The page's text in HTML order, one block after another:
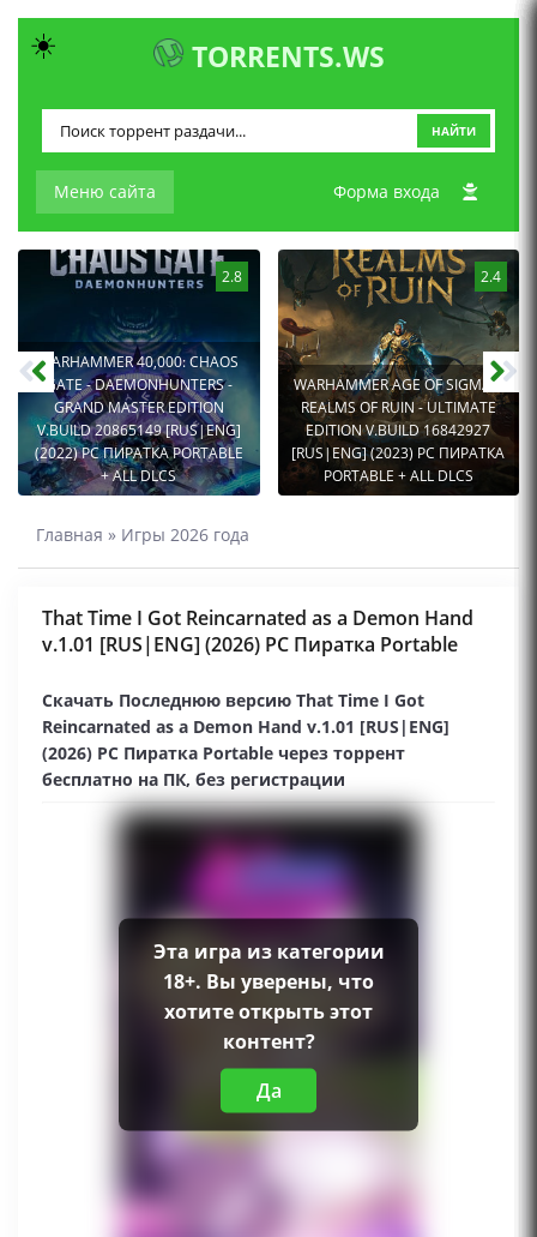
TORRENTS.WS
Меню сайта
НАЙТИ
Форма входа
2.8
WARHAMMER 40,000: CHAOS
GATE - DAEMONHUNTERS -
GRAND MASTER EDITION
V.BUILD 20865149 [RUS|ENG]
(2022) PC ПИРАТКА PORTABLE
+ ALL DLCS
2.4
WARHAMMER AGE OF SIGMAR:
REALMS OF RUIN - ULTIMATE
EDITION V.BUILD 16842927
[RUS|ENG] (2023) PC ПИРАТКА
PORTABLE + ALL DLCS
Главная » Игры 2026 года
That Time I Got Reincarnated as a Demon Hand
v.1.01 [RUS|ENG] (2026) PC Пиратка Portable
Скачать Последнюю версию That Time I Got
Reincarnated as a Demon Hand v.1.01 [RUS|ENG]
(2026) PC Пиратка Portable через торрент
бесплатно на ПК, без регистрации
Эта игра из категории
18+. Вы уверены, что
хотите открыть этот
контент?
Да
☀️